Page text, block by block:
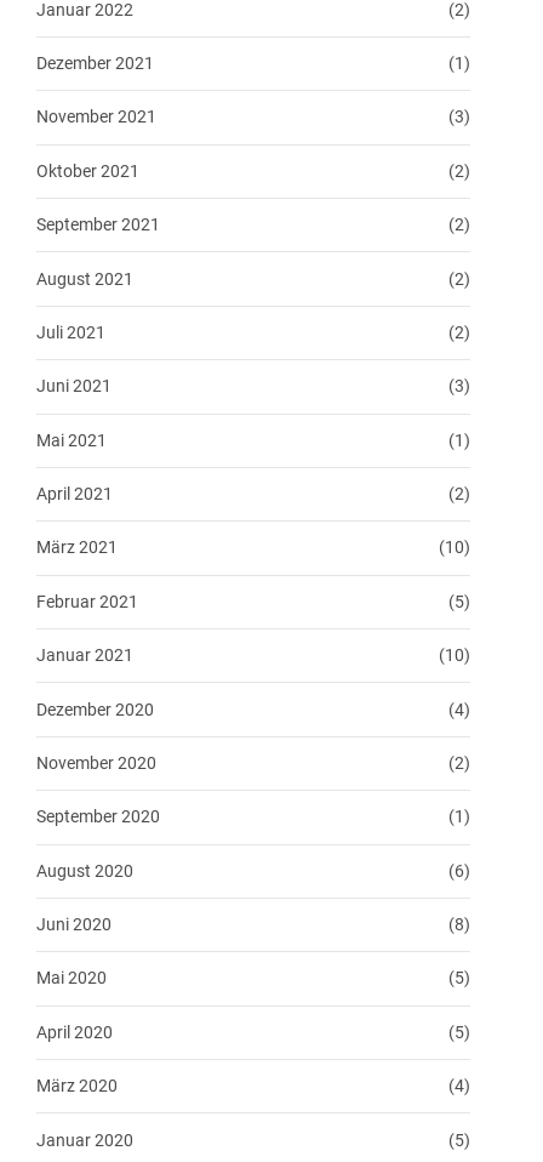
Januar 2022 (2)
Dezember 2021 (1)
November 2021 (3)
Oktober 2021 (2)
September 2021 (2)
August 2021 (2)
Juli 2021 (2)
Juni 2021 (3)
Mai 2021 (1)
April 2021 (2)
März 2021 (10)
Februar 2021 (5)
Januar 2021 (10)
Dezember 2020 (4)
November 2020 (2)
September 2020 (1)
August 2020 (6)
Juni 2020 (8)
Mai 2020 (5)
April 2020 (5)
März 2020 (4)
Januar 2020 (5)